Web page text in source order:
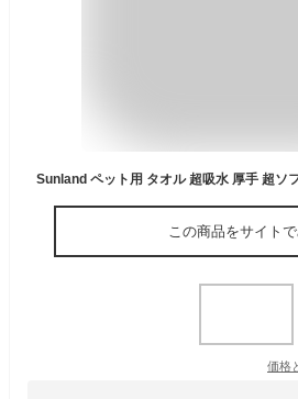
この商品をサイト
価格